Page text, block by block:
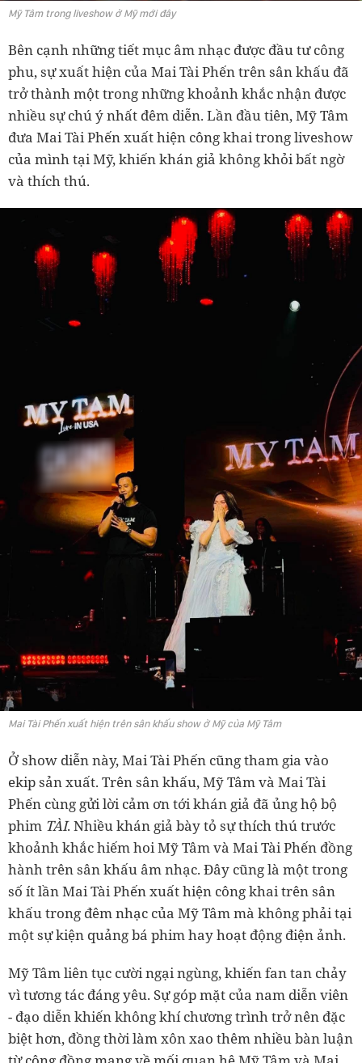
Mỹ Tâm trong liveshow ở Mỹ mới đây
Bên cạnh những tiết mục âm nhạc được đầu tư công
phu, sự xuất hiện của Mai Tài Phến trên sân khấu đã
trở thành một trong những khoảnh khắc nhận được
nhiều sự chú ý nhất đêm diễn. Lần đầu tiên, Mỹ Tâm
đưa Mai Tài Phến xuất hiện công khai trong liveshow
của mình tại Mỹ, khiến khán giả không khỏi bất ngờ
và thích thú.
Mai Tài Phến xuất hiện trên sân khấu show ở Mỹ của Mỹ Tâm
Ở show diễn này, Mai Tài Phến cũng tham gia vào
ekip sản xuất. Trên sân khấu, Mỹ Tâm và Mai Tài
Phến cùng gửi lời cảm ơn tới khán giả đã ủng hộ bộ
phim TÀI. Nhiều khán giả bày tỏ sự thích thú trước
khoảnh khắc hiếm hoi Mỹ Tâm và Mai Tài Phến đồng
hành trên sân khấu âm nhạc. Đây cũng là một trong
số ít lần Mai Tài Phến xuất hiện công khai trên sân
khấu trong đêm nhạc của Mỹ Tâm mà không phải tại
một sự kiện quảng bá phim hay hoạt động điện ảnh.
Mỹ Tâm liên tục cười ngại ngùng, khiến fan tan chảy
vì tương tác đáng yêu. Sự góp mặt của nam diễn viên
- đạo diễn khiến không khí chương trình trở nên đặc
biệt hơn, đồng thời làm xôn xao thêm nhiều bàn luận